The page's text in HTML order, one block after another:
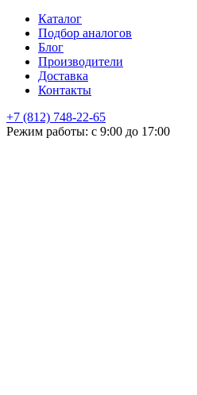
Каталог
Подбор аналогов
Блог
Производители
Доставка
Контакты
+7 (812) 748-22-65
Режим работы: с 9:00 до 17:00
НЕ НАШЛИ